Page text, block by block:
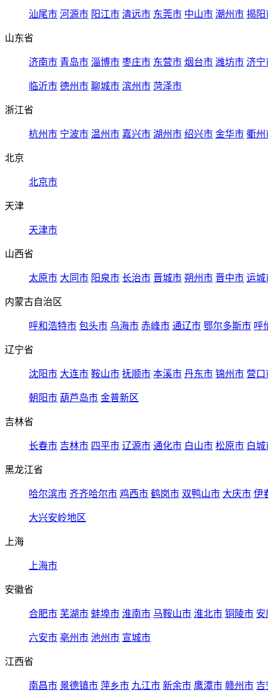
汕尾市 河源市 阳江市 清远市 东莞市 中山市 潮州市 揭阳
山东省
济南市 青岛市 淄博市 枣庄市 东营市 烟台市 潍坊市 济宁
临沂市 德州市 聊城市 滨州市 菏泽市
浙江省
杭州市 宁波市 温州市 嘉兴市 湖州市 绍兴市 金华市 衢州
北京
北京市
天津
天津市
山西省
太原市 大同市 阳泉市 长治市 晋城市 朔州市 晋中市 运城
内蒙古自治区
呼和浩特市 包头市 乌海市 赤峰市 通辽市 鄂尔多斯市 呼
辽宁省
沈阳市 大连市 鞍山市 抚顺市 本溪市 丹东市 锦州市 营口
朝阳市 葫芦岛市 金普新区
吉林省
长春市 吉林市 四平市 辽源市 通化市 白山市 松原市 白城
黑龙江省
哈尔滨市 齐齐哈尔市 鸡西市 鹤岗市 双鸭山市 大庆市 伊
大兴安岭地区
上海
上海市
安徽省
合肥市 芜湖市 蚌埠市 淮南市 马鞍山市 淮北市 铜陵市 安
六安市 亳州市 池州市 宣城市
江西省
南昌市 景德镇市 萍乡市 九江市 新余市 鹰潭市 赣州市 吉